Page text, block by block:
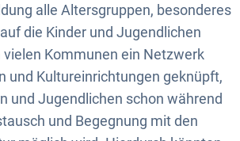
alle Altersgruppen, besonderes
die Kinder und Jugendlichen
vielen Kommunen ein Netzwerk
und Kultureinrichtungen geknüpft,
und Jugendlichen schon während
und Begegnung mit den